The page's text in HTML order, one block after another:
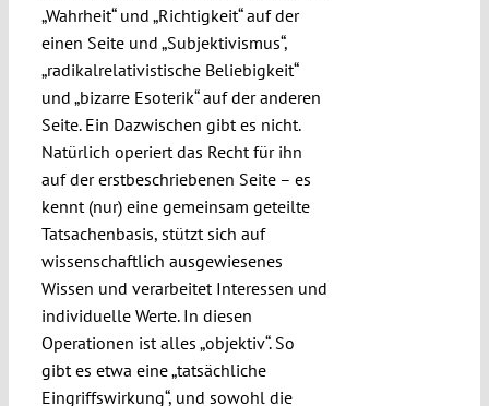
„Wahrheit“ und „Richtigkeit“ auf der
einen Seite und „Subjektivismus“,
„radikalrelativistische Beliebigkeit“
und „bizarre Esoterik“ auf der anderen
Seite. Ein Dazwischen gibt es nicht.
Natürlich operiert das Recht für ihn
auf der erstbeschriebenen Seite – es
kennt (nur) eine gemeinsam geteilte
Tatsachenbasis, stützt sich auf
wissenschaftlich ausgewiesenes
Wissen und verarbeitet Interessen und
individuelle Werte. In diesen
Operationen ist alles „objektiv“. So
gibt es etwa eine „tatsächliche
Eingriffswirkung“, und sowohl die